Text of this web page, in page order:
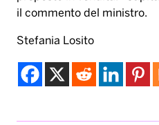
il commento del ministro.
Stefania Losito